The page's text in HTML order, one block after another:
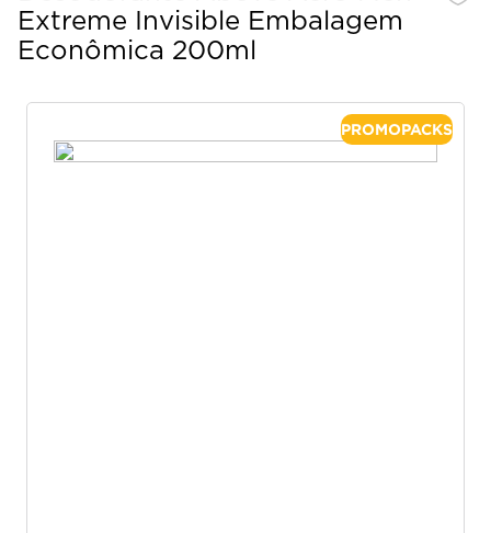
Extreme Invisible Embalagem
Econômica 200ml
PROMOPACKS